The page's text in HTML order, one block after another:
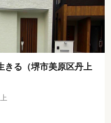
きる（堺市美原区丹上